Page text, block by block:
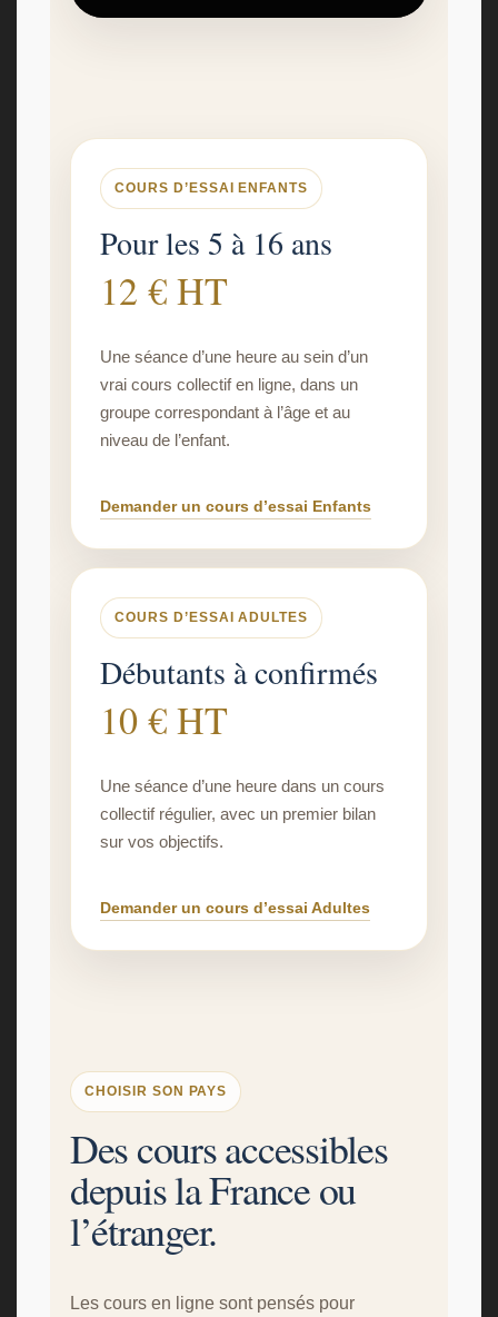
COURS D’ESSAI ENFANTS
Pour les 5 à 16 ans
12 € HT
Une séance d’une heure au sein d’un
vrai cours collectif en ligne, dans un
groupe correspondant à l’âge et au
niveau de l’enfant.
Demander un cours d’essai Enfants
COURS D’ESSAI ADULTES
Débutants à confirmés
10 € HT
Une séance d’une heure dans un cours
collectif régulier, avec un premier bilan
sur vos objectifs.
Demander un cours d’essai Adultes
CHOISIR SON PAYS
Des cours accessibles
depuis la France ou
l’étranger.
Les cours en ligne sont pensés pour